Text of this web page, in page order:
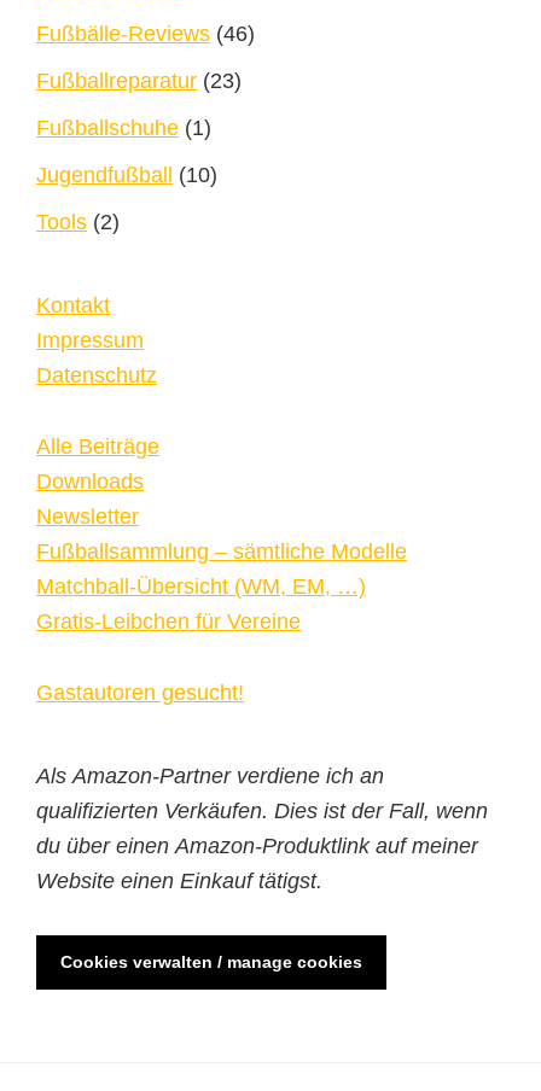
Fußbälle-Reviews (46)
Fußballreparatur (23)
Fußballschuhe (1)
Jugendfußball (10)
Tools (2)
Kontakt
Impressum
Datenschutz
Alle Beiträge
Downloads
Newsletter
Fußballsammlung – sämtliche Modelle
Matchball-Übersicht (WM, EM, …)
Gratis-Leibchen für Vereine
Gastautoren gesucht!
Als Amazon-Partner verdiene ich an
qualifizierten Verkäufen. Dies ist der Fall, wenn
du über einen Amazon-Produktlink auf meiner
Website einen Einkauf tätigst.
Cookies verwalten / manage cookies